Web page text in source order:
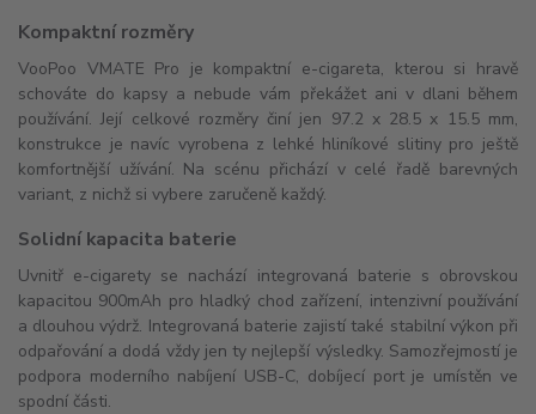
Kompaktní rozměry
VooPoo VMATE Pro je kompaktní e-cigareta, kterou si hravě
schováte do kapsy a nebude vám překážet ani v dlani během
používání. Její celkové rozměry činí jen 97.2 x 28.5 x 15.5 mm,
konstrukce je navíc vyrobena z lehké hliníkové slitiny pro ještě
komfortnější užívání. Na scénu přichází v celé řadě barevných
variant, z nichž si vybere zaručeně každý.
Solidní kapacita baterie
Uvnitř e-cigarety se nachází integrovaná baterie s obrovskou
kapacitou 900mAh pro hladký chod zařízení, intenzivní používání
a dlouhou výdrž. Integrovaná baterie zajistí také stabilní výkon při
odpařování a dodá vždy jen ty nejlepší výsledky. Samozřejmostí je
podpora moderního nabíjení USB-C, dobíjecí port je umístěn ve
spodní části.